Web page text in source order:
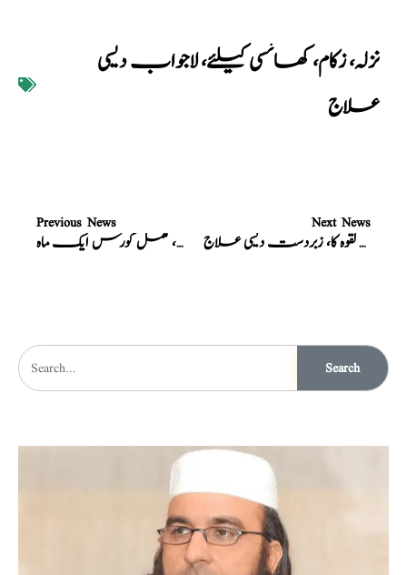
نزلہ، زکام، کھانسی کیلئے، لاجواب دیسی
علاج
Previous News
مردانہ طاقت کے نسخوں کا باپ الشفاء شاہی نسخہ، مکمل کورس ایک ماہ
Next News
فالج اور لقوہ کا، زبردست دیسی علاج
Search